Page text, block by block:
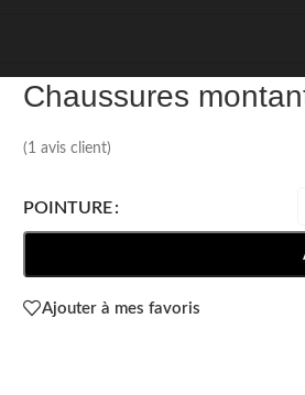
Chaussures
(1 avis client)
POINTURE
Ajouter à mes favoris